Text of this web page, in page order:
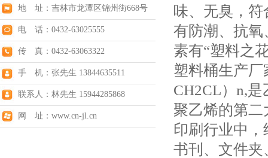
地 址：吉林市龙潭区锦州街668号
电 话：0432-63025555
传 真：0432-63063322
手 机：张先生 13844635511
联系人：林先生 15944285868
网 址：www.cn-jl.cn
味、无臭，
有防潮、抗
素有“塑料之
塑料桶生产
CH2CL）n,
聚乙烯的第
印刷行业中
书刊、文件